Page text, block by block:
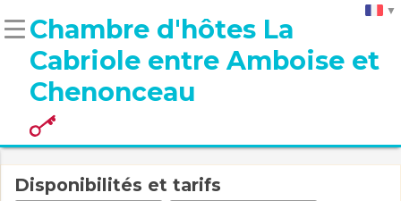
Chambre d'hôtes La
Cabriole entre Amboise et
Chenonceau
Disponibilités et tarifs